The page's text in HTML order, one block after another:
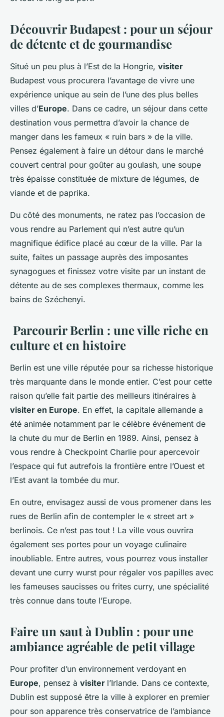
Découvrir Budapest : pour un séjour
de détente et de gourmandise
Situé un peu plus à l’Est de la Hongrie, visiter
Budapest vous procurera l’avantage de vivre une
expérience unique au sein de l’une des plus belles
villes d’Europe. Dans ce cadre, un séjour dans cette
destination vous permettra d’avoir la chance de
manger dans les fameux « ruin bars » de la ville.
Pensez également à faire un détour dans le marché
couvert central pour goûter au goulash, une soupe
très épaisse constituée de mixture de légumes, de
viande et de paprika.
Du côté des monuments, ne ratez pas l’occasion de
vous rendre au Parlement qui n’est autre qu’un
magnifique édifice placé au cœur de la ville. Par la
suite, faites un passage auprès des imposantes
synagogues et finissez votre visite par un instant de
détente au de ses complexes thermaux, comme les
bains de Széchenyi.
Parcourir Berlin : une ville riche en
culture et en histoire
Berlin est une ville réputée pour sa richesse historique
très marquante dans le monde entier. C’est pour cette
raison qu’elle fait partie des meilleurs itinéraires à
visiter en Europe. En effet, la capitale allemande a
été animée notamment par le célèbre événement de
la chute du mur de Berlin en 1989. Ainsi, pensez à
vous rendre à Checkpoint Charlie pour apercevoir
l’espace qui fut autrefois la frontière entre l’Ouest et
l’Est avant la tombée du mur.
En outre, envisagez aussi de vous promener dans les
rues de Berlin afin de contempler le « street art »
berlinois. Ce n’est pas tout ! La ville vous ouvrira
également ses portes pour un voyage culinaire
inoubliable. Entre autres, vous pourrez vous installer
devant une curry wurst pour régaler vos papilles avec
les fameuses saucisses ou frites curry, une spécialité
très connue dans toute l’Europe.
Faire un saut à Dublin : pour une
ambiance agréable de petit village
Pour profiter d’un environnement verdoyant en
Europe, pensez à visiter l’Irlande. Dans ce contexte,
Dublin est supposé être la ville à explorer en premier
pour son apparence très conservatrice de l’ambiance